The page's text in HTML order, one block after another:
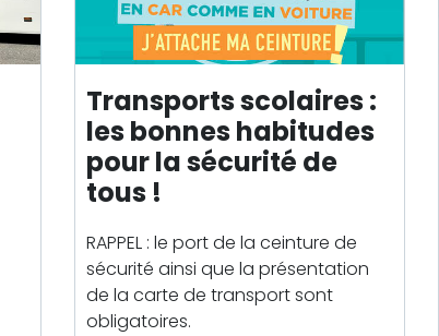
Transportsscolaires :
les bonnes habitudes
pour la sécurité de
tous !
RAPPEL : le port de la ceinture de
sécurité ainsi que la présentation
de la carte de transportsont
obligatoires.